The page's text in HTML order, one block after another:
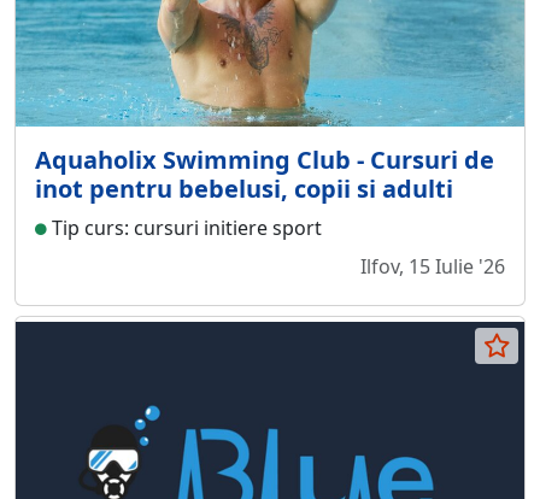
Aquaholix Swimming Club - Cursuri de
inot pentru bebelusi, copii si adulti
Tip curs: cursuri initiere sport
Ilfov, 15 Iulie '26